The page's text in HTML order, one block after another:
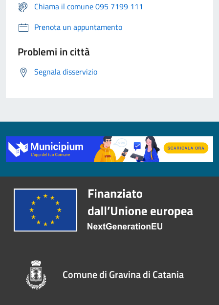
Chiama il comune 095 7199 111
Prenota un appuntamento
Problemi in città
Segnala disservizio
Comune di Gravina di Catania